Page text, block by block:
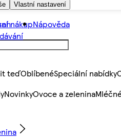
Vlastní nastavení
nákupNápověda
teďOblíbenéSpeciální nabídky
NovinkyOvoce a zelenina